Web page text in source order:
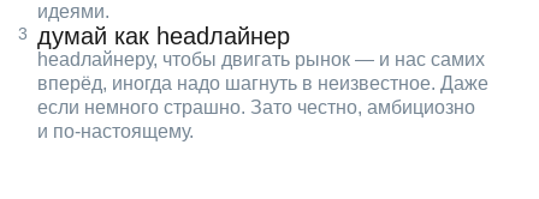
идеями.
думай как headлайнер
headлайнеру, чтобы двигать рынок — и нас самих
вперёд, иногда надо шагнуть в неизвестное. Даже
если немного страшно. Зато честно, амбициозно
и по‑настоящему.